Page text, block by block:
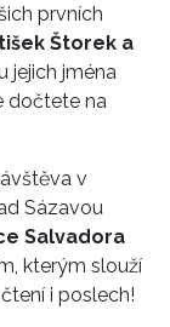
prvních
Štorek a
jejich jména
dočtete na
v
Sázavou
Salvadora
kterým slouží
i poslech!